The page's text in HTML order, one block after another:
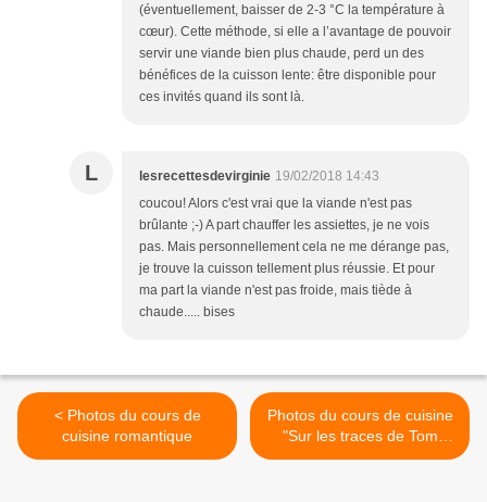
(éventuellement, baisser de 2-3 °C la température à
cœur). Cette méthode, si elle a l’avantage de pouvoir
servir une viande bien plus chaude, perd un des
bénéfices de la cuisson lente: être disponible pour
ces invités quand ils sont là.
L lesrecettesdevirginie 19/02/2018 14:43
coucou! Alors c'est vrai que la viande n'est pas
brûlante ;-) A part chauffer les assiettes, je ne vois
pas. Mais personnellement cela ne me dérange pas,
je trouve la cuisson tellement plus réussie. Et pour
ma part la viande n'est pas froide, mais tiède à
chaude..... bises
< Photos du cours de
cuisine romantique
Photos du cours de cuisine
"Sur les traces de Tom
Sawyer" >